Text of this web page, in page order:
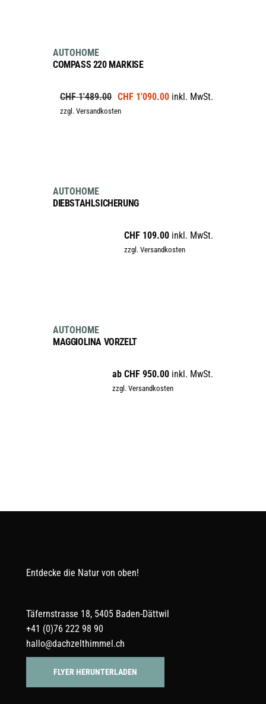
sale
COMPASS 220 MARKISE
CHF1'489.00 Ursprünglicher
war:
CHF 1'090.00Aktueller
inkl. MwSt.
zzgl. Versandkosten
AUTOHOME
DIEBSTAHLSICHERUNG
CHF 109.00 inkl. MwSt.
zzgl. Versandkosten
AUTOHOME
sale
weist
Varianten
auf.
werden
MAGGIOLINA VORZELT
ab CHF 950.00 inkl. MwSt.
zzgl. Versandkosten
AUTOHOME
Entdecke die Natur von oben!
Täfernstrasse 18, 5405 Baden-Dättwil
+41 (0)76 222 98 90
hallo@dachzelthimmel.ch
FLYER HERUNTERLADEN